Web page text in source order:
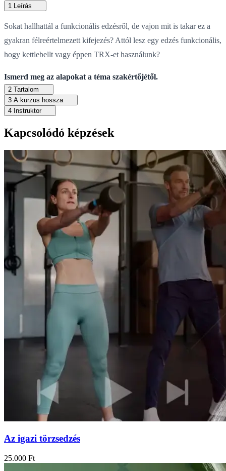
1 Leírás
Sokat hallhattál a funkcionális edzésről, de vajon mit is takar ez a
gyakran félreértelmezett kifejezés? Attól lesz egy edzés funkcionális,
hogy kettlebellt vagy éppen TRX-et használunk?
Ismerd meg az alapokat a téma szakértőjétől.
2 Tartalom
3 A kurzus hossza
4 Instruktor
Kapcsolódó képzések
Az igazi törzsedzés
25.000 Ft